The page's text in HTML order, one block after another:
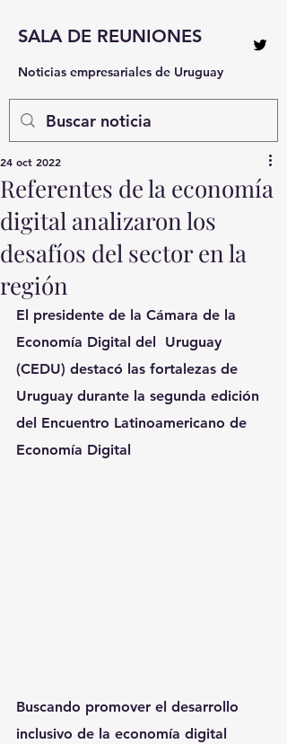
SALA DE REUNIONES
Noticias empresariales de Uruguay
Referentes de la economía
digital analizaron los
desafíos del sector en la
región
24 oct 2022
El presidente de la Cámara de la
Economía Digital del  Uruguay
(CEDU) destacó las fortalezas de
Uruguay durante la segunda edición
del Encuentro Latinoamericano de
Economía Digital
Buscando promover el desarrollo
inclusivo de la economía digital